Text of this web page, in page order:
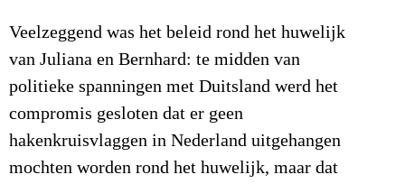
Veelzeggend was het beleid rond het huwelijk
van Juliana en Bernhard: te midden van
politieke spanningen met Duitsland werd het
compromis gesloten dat er geen
hakenkruisvlaggen in Nederland uitgehangen
mochten worden rond het huwelijk, maar dat